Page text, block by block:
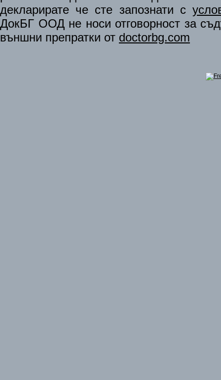
декларирате че сте запознати с
ДокБГ ООД не носи отговорност за
външни препратки от doctorbg.com